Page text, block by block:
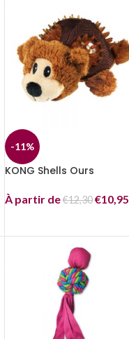
-11%
KONG Shells Ours
À partir de€12,30€10,95